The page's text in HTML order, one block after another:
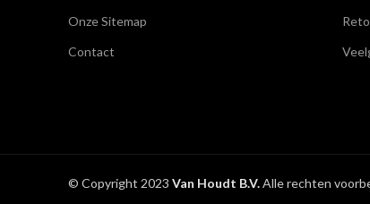
Onze Sitemap
Contact
© Copyright 2023 Van Houdt B.V.Alle rechten